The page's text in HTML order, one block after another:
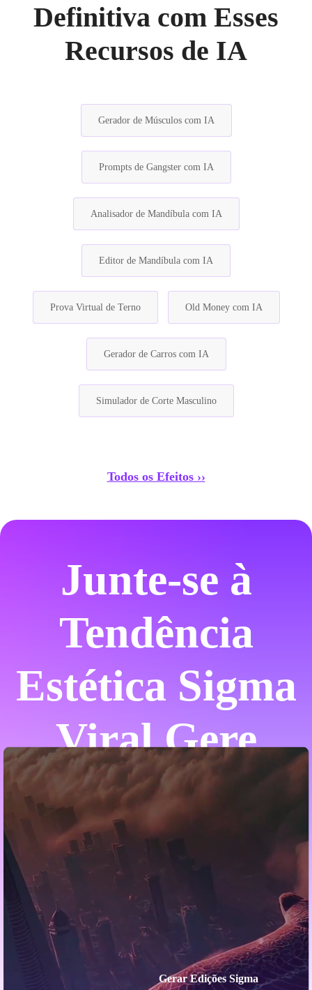
Definitiva com Esses
Recursos de IA
Gerador de Músculos com IA
Prompts de Gangster com IA
Analisador de Mandíbula com IA
Editor de Mandíbula com IA
Prova Virtual de Terno Old Money com IA
Gerador de Carros com IA
Simulador de Corte Masculino
Todos os Efeitos ››
Junte-se à
Tendência
Estética Sigma
Viral.Gere
Suas Fotos
Estéticas
Sigma Male!
Gerar Edições Sigma